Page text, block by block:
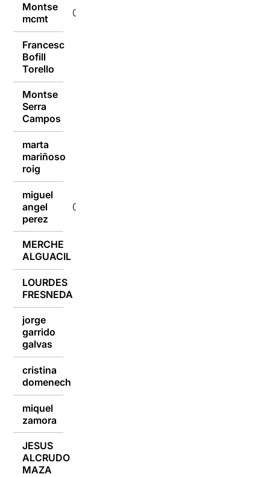
Montse
mcmt
09/09/2018
Francesc
Bofill
Torello
Montse
Serra
Campos
marta
mariñoso
roig
miguel
angel
perez
09/09/2018
MERCHE
ALGUACIL
LOURDES
FRESNEDA
jorge
garrido
galvas
cristina
domenech
miquel
zamora
JESUS
ALCRUDO
MAZA